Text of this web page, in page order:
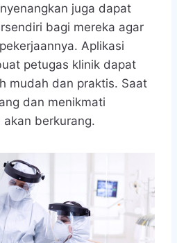
juga dapat
bagi mereka agar
Aplikasi
petugas klinik dapat
mudah dan praktis. Saat
dan menikmati
berkurang.